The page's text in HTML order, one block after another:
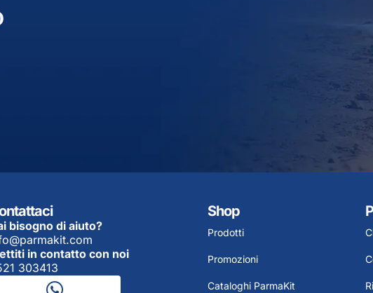
bisogno di aiuto?
in contatto con noi
303413
Shop
Prodotti
Promozioni
Cataloghi ParmaKit